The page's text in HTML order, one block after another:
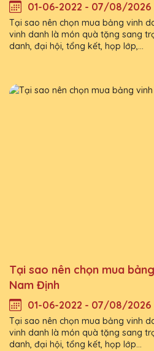
01-06-2022 - 07/08/2026
Tại sao nên chọn mua bảng vinh
vinh danh là món quà tặng sang
danh, đại hội, tổng kết, họp lớp,...
Tại sao nên chọn mua
Nam Định
01-06-2022 - 07/08/2026
Tại sao nên chọn mua bảng vinh
vinh danh là món quà tặng sang
danh, đại hội, tổng kết, họp lớp...